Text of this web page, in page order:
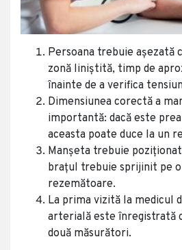
Persoana trebuie
zonă liniștită, timp de
înainte de a verifica
Dimensiunea corectă a
importantă: dacă este
aceasta poate duce la un
Manșeta trebuie
brațul trebuie sprijinit pe o
rezemătoare.
La prima vizită la medicul
arterială este înregistrată
două măsurători.